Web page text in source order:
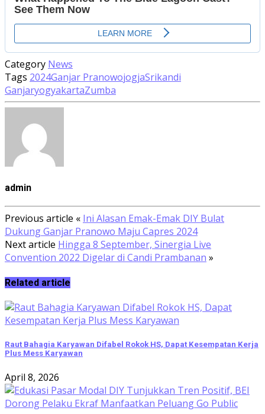
Category News
Tags 2024Ganjar PranowojogjaSrikandi
GanjaryogyakartaZumba
admin
Previous article « Ini Alasan Emak-Emak DIY Bulat
Dukung Ganjar Pranowo Maju Capres 2024
Next article Hingga 8 September, Sinergia Live
Convention 2022 Digelar di Candi Prambanan »
Related article
Raut Bahagia Karyawan Difabel Rokok HS, Dapat Kesempatan Kerja
Plus Mess Karyawan
April 8, 2026